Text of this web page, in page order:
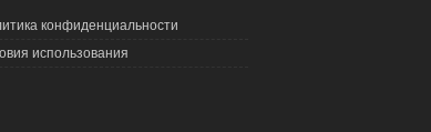
конфиденциальности
использования